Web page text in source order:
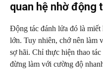
quan hệ nhờ động
Động tác đánh lửa đó là miết
lớn. Tuy nhiên, chớ nên làm
sợ hãi. Chỉ thực hiện thao
đừng làm với cường độ